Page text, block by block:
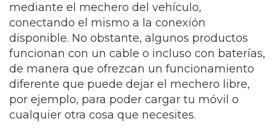
mediante el mechero del vehículo,
conectando el mismo a la conexión
disponible. No obstante, algunos productos
funcionan con un cable o incluso con baterías,
de manera que ofrezcan un funcionamiento
diferente que puede dejar el mechero libre,
por ejemplo, para poder cargar tu móvil o
cualquier otra cosa que necesites.